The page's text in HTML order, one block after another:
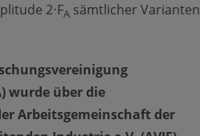
2⋅FA sämtlicher Varianten
wurde über die
Arbeitsgemeinschaft der